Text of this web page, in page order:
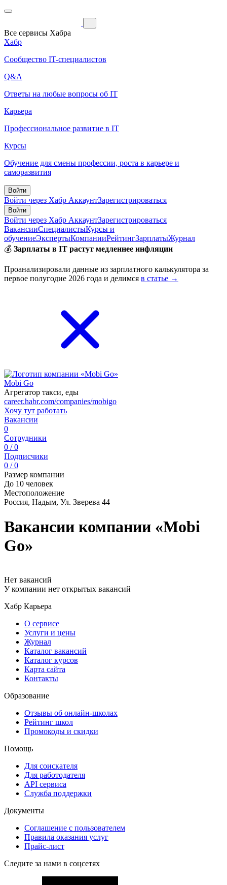
Все сервисы Хабра
Хабр
Сообщество IT-специалистов
Q&A
Ответы на любые вопросы об IT
Карьера
Профессиональное развитие в IT
Курсы
Обучение для смены профессии, роста в карьере и
саморазвития
Войти
Войти через Хабр АккаунтЗарегистрироваться
Войти
Войти через Хабр АккаунтЗарегистрироваться
ВакансииСпециалистыКурсы и
обучениеЭкспертыКомпанииРейтингЗарплатыЖурнал
💰 Зарплаты в IT растут медленнее инфляции
Проанализировали данные из зарплатного калькулятора за
первое полугодие 2026 года и делимся в статье →
Mobi Go
Агрегатор такси, еды
career.habr.com/companies/mobigo
Хочу тут работать
Вакансии
0
Сотрудники
0 / 0
Подписчики
0 / 0
Размер компании
До 10 человек
Местоположение
Россия, Надым, Ул. Зверева 44
Вакансии компании «Mobi
Go»
Нет вакансий
У компании нет открытых вакансий
Хабр Карьера
О сервисе
Услуги и цены
Журнал
Каталог вакансий
Каталог курсов
Карта сайта
Контакты
Образование
Отзывы об онлайн-школах
Рейтинг школ
Промокоды и скидки
Помощь
Для соискателя
Для работодателя
API сервиса
Служба поддержки
Документы
Соглашение с пользователем
Правила оказания услуг
Прайс-лист
Следите за нами в соцсетях